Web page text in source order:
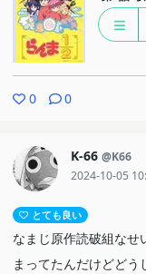
0 0
K-66 @K66
2024-10-05
とても良い
なまじ原作読破組なせ
まってたんだけどど